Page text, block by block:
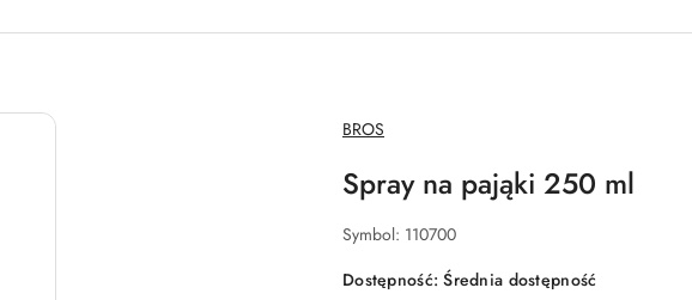
NAZWA
PRODUCENTA:
BROS
Spray na pająki 250 ml
Symbol: 110700
Dostępność:Średnia dostępność